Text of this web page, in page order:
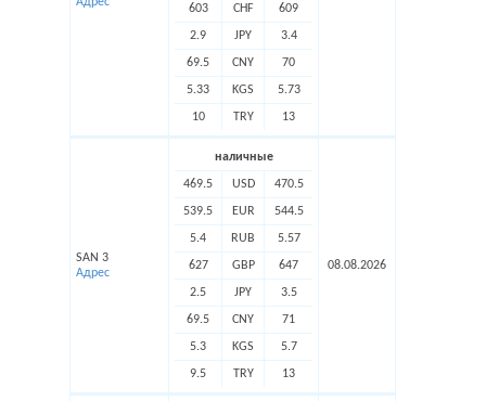
603 CHF 609
2.9 JPY 3.4
69.5 CNY 70
5.33 KGS 5.73
10 TRY 13
SAN 3
Адрес
наличные
469.5 USD 470.5
539.5 EUR 544.5
5.4 RUB 5.57
627 GBP 647
2.5 JPY 3.5
69.5 CNY 71
5.3 KGS 5.7
9.5 TRY 13
08.08.2026